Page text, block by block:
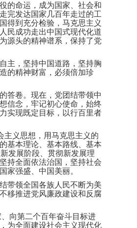
的命运，成为国家、社会和
完发达国家几百年走过的工
得到充分检验，马克思主义
民成功走出中国式现代化道
源头的精神谱系，保持了党
主，坚持中国道路，坚持胸
的精神财富，必须倍加珍
答卷。现在，党团结带领中
信念，牢记初心使命，始终
实现既定目标，以行百里者
主义思想，用马克思主义的
基本理论、基本路线、基本
发展阶段、贯彻新发展理
持全面依法治国，坚持社会
家强盛、中国美丽。
带领全国各族人民不断为美
移推进党风廉政建设和反腐
向第二个百年奋斗目标进
为全面建设社会主义现代化